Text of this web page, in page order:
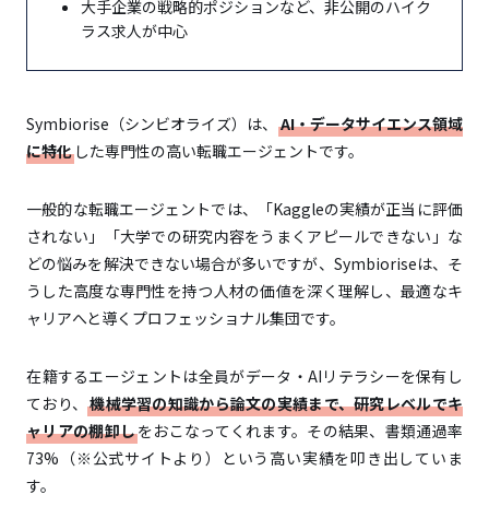
大手企業の戦略的ポジションなど、非公開のハイク
ラス求人が中心
Symbiorise（シンビオライズ）は、 AI・データサイエンス領域
に特化 した専門性の高い転職エージェントです。
一般的な転職エージェントでは、「Kaggleの実績が正当に評価
されない」「大学での研究内容をうまくアピールできない」な
どの悩みを解決できない場合が多いですが、Symbioriseは、そ
うした高度な専門性を持つ人材の価値を深く理解し、最適なキ
ャリアへと導くプロフェッショナル集団です。
在籍するエージェントは全員がデータ・AIリテラシーを保有し
ており、機械学習の知識から論文の実績まで、研究レベルでキ
ャリアの棚卸しをおこなってくれます。その結果、書類通過率
73%（※公式サイトより）という高い実績を叩き出していま
す。